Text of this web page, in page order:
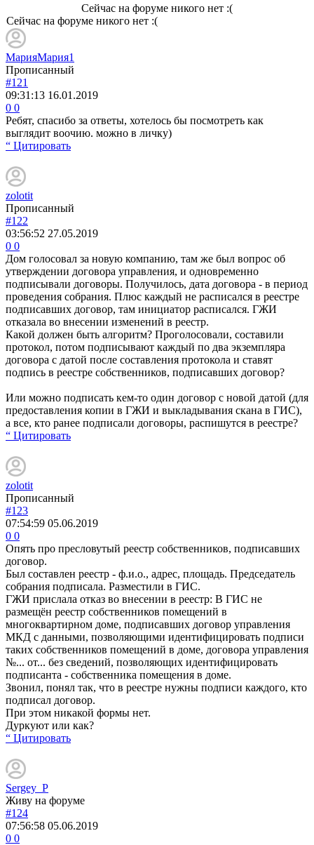
Сейчас на форуме никого нет :(
Сейчас на форуме никого нет :(
МарияМария1
Прописанный
#121
09:31:13 16.01.2019
0 0
Ребят, спасибо за ответы, хотелось бы посмотреть как
выглядит воочию. можно в личку)
“ Цитировать
zolotit
Прописанный
#122
03:56:52 27.05.2019
0 0
Дом голосовал за новую компанию, там же был вопрос об
утверждении договора управления, и одновременно
подписывали договоры. Получилось, дата договора - в период
проведения собрания. Плюс каждый не расписался в реестре
подписавших договор, там инициатор расписался. ГЖИ
отказала во внесении изменений в реестр.
Какой должен быть алгоритм? Проголосовали, составили
протокол, потом подписывают каждый по два экземпляра
договора с датой после составления протокола и ставят
подпись в реестре собственников, подписавших договор?
Или можно подписать кем-то один договор с новой датой (для
предоставления копии в ГЖИ и выкладывания скана в ГИС),
а все, кто ранее подписали договоры, распишутся в реестре?
“ Цитировать
zolotit
Прописанный
#123
07:54:59 05.06.2019
0 0
Опять про пресловутый реестр собственников, подписавших
договор.
Был составлен реестр - ф.и.о., адрес, площадь. Председатель
собрания подписала. Разместили в ГИС.
ГЖИ прислала отказ во внесении в реестр: В ГИС не
размещён реестр собственников помещений в
многоквартирном доме, подписавших договор управления
МКД с данными, позволяющими идентифицировать подписи
таких собственников помещений в доме, договора управления
№... от... без сведений, позволяющих идентифицировать
подписанта - собственника помещения в доме.
Звонил, понял так, что в реестре нужны подписи каждого, кто
подписал договор.
При этом никакой формы нет.
Дуркуют или как?
“ Цитировать
Sergey_P
Живу на форуме
#124
07:56:58 05.06.2019
0 0